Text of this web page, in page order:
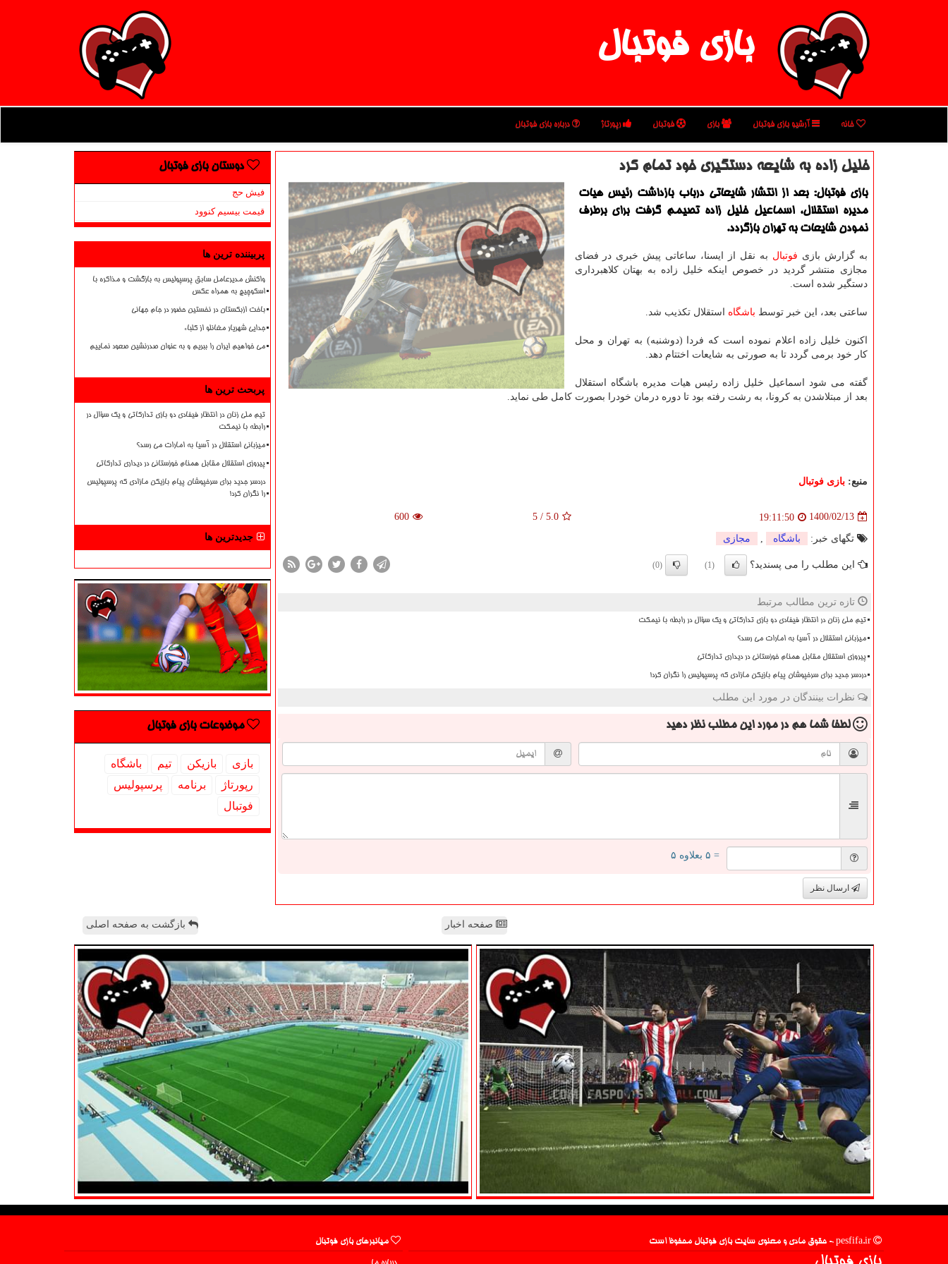
بازی فوتبال
خانه آرشیو بازی فوتبال بازی فوتبال رپورتاژ درباره بازی فوتبال
خلیل زاده به شایعه دستگیری خود تمام كرد
بازی فوتبال: بعد از انتشار شایعاتی درباب بازداشت رئیس هیات
مدیره استقلال، اسماعیل خلیل زاده تصیمم گرفت برای برطرف
نمودن شایعات به تهران بازگردد.
به گزارش بازی فوتبال به نقل از ایسنا، ساعاتی پیش خبری در فضای
مجازی منتشر گردید در خصوص اینکه خلیل زاده به بهتان کلاهبرداری
دستگیر شده است.
ساعتی بعد، این خبر توسط باشگاه استقلال تکذیب شد.
اکنون خلیل زاده اعلام نموده است که فردا (دوشنبه) به تهران و محل
کار خود برمی گردد تا به صورتی به شایعات اختتام دهد.
گفته می شود اسماعیل خلیل زاده رئیس هیات مدیره باشگاه استقلال
بعد از مبتلاشدن به کرونا، به رشت رفته بود تا دوره درمان خودرا بصورت کامل طی نماید.
منبع: بازی فوتبال
1400/02/13
19:11:50
5.0
/
5
600
تگهای خبر: باشگاه مجازی
این مطلب را می پسندید؟ (1)
(0)
تازه ترین مطالب مرتبط
تیم ملی زنان در انتظار فیفادی دو بازی تدارکاتی و یک سؤال در رابطه با نیمکت
میزبانی استقلال در آسیا به امارات می رسد؟
پیروزی استقلال مقابل همنام خوزستانی در دیداری تدارکاتی
دردسر جدید برای سرخپوشان پیام بازیکن مازادی که پرسپولیس را نگران کرد!
نظرات بینندگان در مورد این مطلب
لطفا شما همدر مورد این مطلب نظر دهید
= ۵ بعلاوه ۵
ارسال نظر
دوستان بازی فوتبال
فیش حج
قیمت بیسیم کنوود
پربیننده ترین ها
واکنش مدیرعامل سابق پرسپولیس به بازگشت و مذاکره با
اسکوچیچ به همراه عکس
باخت ازبکستان در نخستین حضور در جام جهانی
جدایی شهریار مغانلو از کلباء
می خواهیم ایران را ببریم و به عنوان صدرنشین صعود نماییم
پربحث ترین ها
تیم ملی زنان در انتظار فیفادی دو بازی تدارکاتی و یک سؤال در
رابطه با نیمکت
میزبانی استقلال در آسیا به امارات می رسد؟
پیروزی استقلال مقابل همنام خوزستانی در دیداری تدارکاتی
دردسر جدید برای سرخپوشان پیام بازیکن مازادی که پرسپولیس
را نگران کرد!
جدیدترین ها
موضوعات بازی فوتبال
بازی بازیكن تیم
باشگاه
رپورتاژ
برنامه
پرسپولیس
فوتبال
صفحه اخبار بازگشت به صفحه اصلی
میانبرهای بازی فوتبال